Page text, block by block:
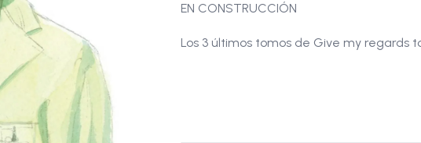
EN CONSTRUCCIÓN
Los 3 últimos tomos de Give my regards